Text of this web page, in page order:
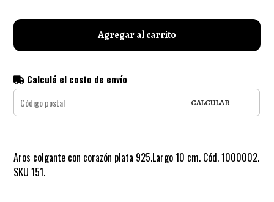
Agregar al carrito
Calculá el costo de envío
CALCULAR
Aros colgante con corazón plata 925.Largo 10 cm. Cód. 1000002.
SKU 151.